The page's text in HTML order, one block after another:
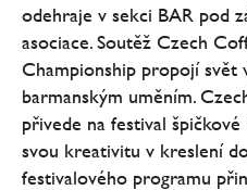
odehraje v sekci BAR pod
asociace. Soutěž Czech
Championship propojí svět
barmanským uměním.
přivede na festival
svou kreativitu v kreslení
festivalového programu